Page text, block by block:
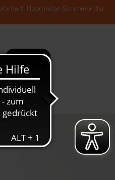
Überprüfen Sie immer die
Mehr